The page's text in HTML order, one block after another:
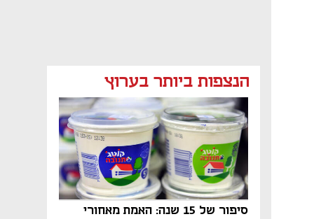
הנצפות ביותר בערוץ
סיפור של 15 שנה: האמת מאחורי